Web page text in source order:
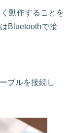
動作することを
Bluetoothで接
ブルを接続し